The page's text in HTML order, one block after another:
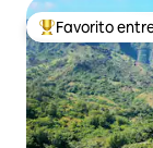
Favorito entre
Favorito